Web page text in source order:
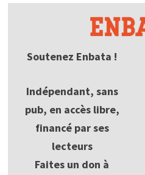
Soutenez Enbata !
Indépendant, sans
pub, en accès libre,
financé par ses
lecteurs
Faites un don à